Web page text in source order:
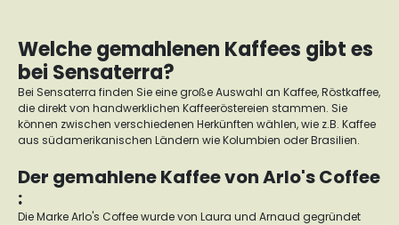
Welche gemahlenen Kaffees gibt es
bei Sensaterra?
Bei Sensaterra finden Sie eine große Auswahl an Kaffee, Röstkaffee,
die direkt von handwerklichen Kaffeeröstereien stammen. Sie
können zwischen verschiedenen Herkünften wählen, wie z.B. Kaffee
aus südamerikanischen Ländern wie Kolumbien oder Brasilien.
Der gemahlene Kaffee von Arlo's Coffee
:
Die Marke Arlo's Coffee wurde von Laura und Arnaud gegründet